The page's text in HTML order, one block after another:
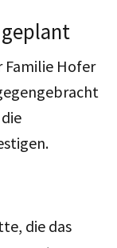
Familie Hofer
die das